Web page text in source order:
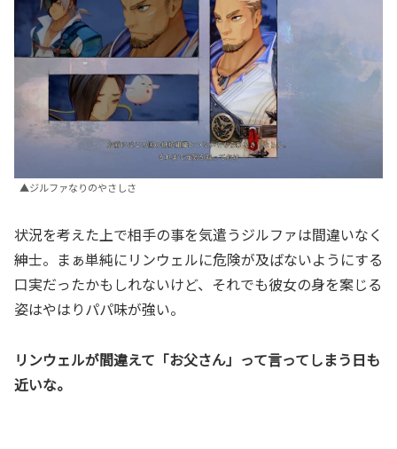
▲ジルファなりのやさしさ
状況を考えた上で相手の事を気遣うジルファは間違いなく
紳士。まぁ単純にリンウェルに危険が及ばないようにする
口実だったかもしれないけど、それでも彼女の身を案じる
姿はやはりパパ味が強い。
リンウェルが間違えて 「お父さん」って言ってしまう日も
近いな。